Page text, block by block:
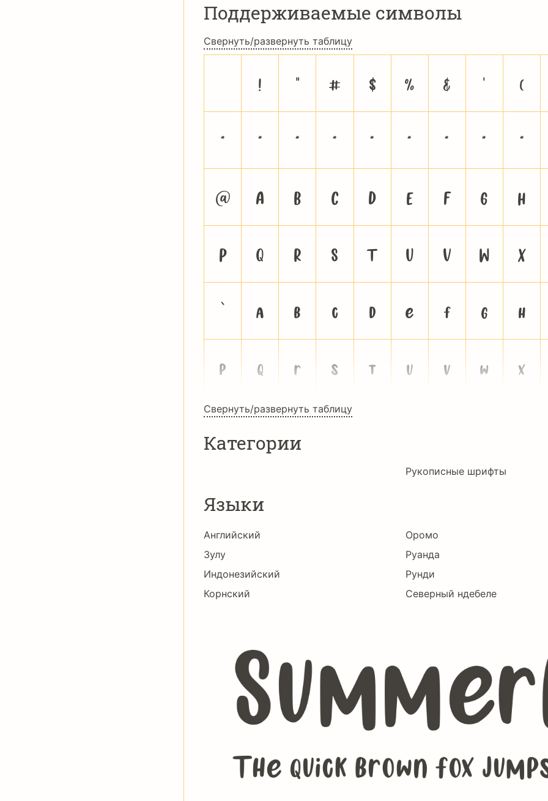
Поддерживаемые символы
Свернуть/развернуть таблицу
! " # $ % & ' (
0 1 2 3 4 5 6 7 8
@ A B C D E F G H
P Q R S T U V W X
` a b c d e f g h
p q r s t u v w x
Свернуть/развернуть таблицу
Категории
Рукописные шрифты
Языки
Английский
Зулу
Индонезийский
Корнский
Оромо
Руанда
Рунди
Северный ндебеле